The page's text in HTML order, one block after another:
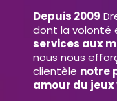
Depuis 2009
dont la volonté
services aux
nous nous
clientèle notre
amour du jeux